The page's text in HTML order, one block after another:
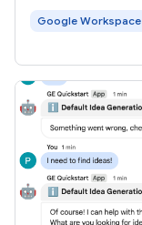
Google Workspace